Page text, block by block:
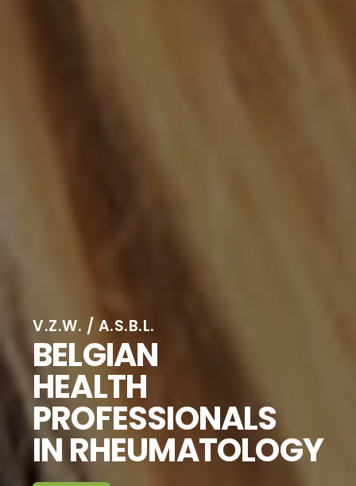
V.Z.W. / A.S.B.L.
BELGIAN
HEALTH
PROFESSIONALS
IN RHEUMATOLOGY